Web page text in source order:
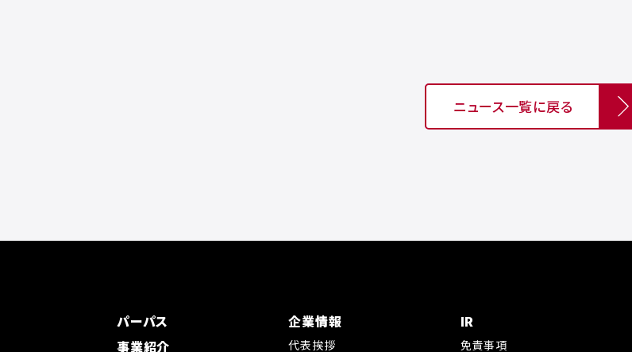
ニュース一覧に戻る
パーパス
事業紹介
企業情報
代表挨拶
IR
免責事項